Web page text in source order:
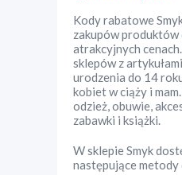
Kody rabatowe
zakupów produktów
atrakcyjnych
sklepów z
urodzenia do 14
kobiet w ciąży i
odzież, obuwie,
zabawki i książki.
W sklepieSmyk
następujące